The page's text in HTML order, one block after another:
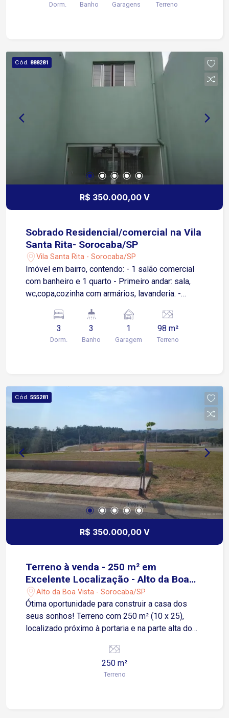
Dorm. Banho Garagens Terreno
Cód. 888281
R$ 350.000,00 V
Sobrado Residencial/comercial na Vila
Santa Rita- Sorocaba/SP
Vila Santa Rita - Sorocaba/SP
Imóvel em bairro, contendo: - 1 salão comercial
com banheiro e 1 quarto - Primeiro andar: sala,
wc,copa,cozinha com armários, lavanderia. -
escritório, área de luz.
3
Dorm.
3
Banho
1
Garagem
98 m²
Terreno
Cód. 555281
R$ 350.000,00 V
Terreno à venda - 250 m² em
Excelente Localização - Alto da Boa
Vista - Sorocaba/SP
Alto da Boa Vista - Sorocaba/SP
Ótima oportunidade para construir a casa dos
seus sonhos! Terreno com 250 m² (10 x 25),
localizado próximo à portaria e na parte alta do
para a mata e muito contato com a natureza. O
condomínio conta com casa sede e ampla área
verde, oferecendo tranquilidade, segurança e
250 m²
Terreno